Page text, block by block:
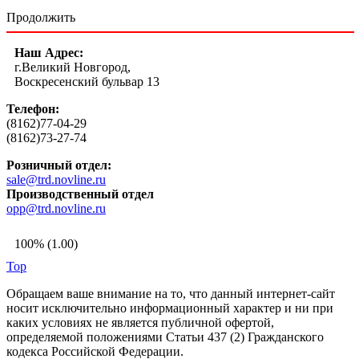
Продолжить
Наш Адрес:
г.Великий Новгород,
Воскресенский бульвар 13
Телефон:
(8162)77-04-29
(8162)73-27-74
Розничный отдел:
sale@trd.novline.ru
Производственный отдел
opp@trd.novline.ru
100% (1.00)
Top
Обращаем ваше внимание на то, что данный интернет-сайт
носит исключительно информационный характер и ни при
каких условиях не является публичной офертой,
определяемой положениями Статьи 437 (2) Гражданского
кодекса Российской Федерации.